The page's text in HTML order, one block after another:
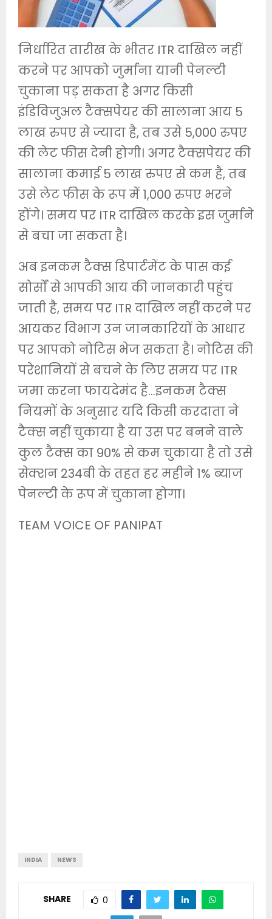
निर्धारित तारीख के भीतर ITR दाखिल नहीं
करने पर आपको जुर्माना यानी पेनल्टी
चुकाना पड़ सकता है अगर किसी
इंडिविजुअल टैक्सपेयर की सालाना आय 5
लाख रुपए से ज्यादा है, तब उसे 5,000 रुपए
की लेट फीस देनी होगी। अगर टैक्सपेयर की
सालाना कमाई 5 लाख रुपए से कम है, तब
उसे लेट फीस के रूप में 1,000 रुपए भरने
होंगे। समय पर ITR दाखिल करके इस जुर्माने
से बचा जा सकता है।
अब इनकम टैक्स डिपार्टमेंट के पास कई
सोर्सों से आपकी आय की जानकारी पहुंच
जाती है, समय पर ITR दाखिल नहीं करने पर
आयकर विभाग उन जानकारियों के आधार
पर आपको नोटिस भेज सकता है। नोटिस की
परेशानियों से बचने के लिए समय पर ITR
जमा करना फायदेमंद है…इनकम टैक्स
नियमों के अनुसार यदि किसी करदाता ने
टैक्स नहीं चुकाया है या उस पर बनने वाले
कुल टैक्स का 90% से कम चुकाया है तो उसे
सेक्शन 234बी के तहत हर महीने 1% ब्याज
पेनल्टी के रूप में चुकाना होगा।
TEAM VOICE OF PANIPAT
INDIA NEWS
SHARE 0